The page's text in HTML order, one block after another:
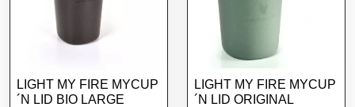
LIGHT MY FIRE MYCUP
´N LID BIO LARGE
LIGHT MY FIRE MYCUP
´N LID ORIGINAL